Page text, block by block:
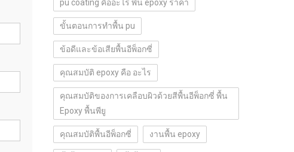
pu coating คืออะไร พื้น epoxy ราคา
ขั้นตอนการทำพื้น pu
ข้อดีและข้อเสียพื้นอีพ็อกซี่
คุณสมบัติ epoxy คือ อะไร
คุณสมบัติของการเคลือบผิวด้วยสีพื้นอีพ็อกซี่ พื้น
Epoxy พื้นพียู
คุณสมบัติพื้นอีพ็อกซี่ งานพื้น epoxy